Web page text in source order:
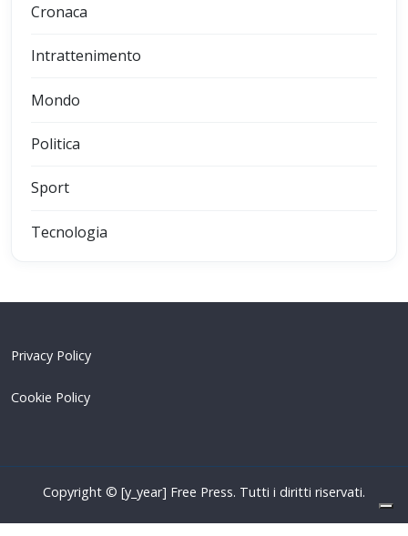
Cronaca
Intrattenimento
Mondo
Politica
Sport
Tecnologia
Privacy Policy
Cookie Policy
Copyright © [y_year] Free Press. Tutti i diritti riservati.